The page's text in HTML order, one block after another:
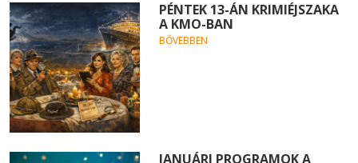
PÉNTEK 13-ÁN KRIMIÉJSZAKA
A KMO-BAN
BŐVEBBEN
JANUÁRI PROGRAMOK A